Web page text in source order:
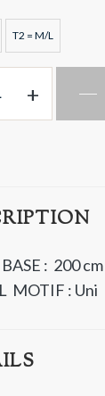
T2 = M/L
+
: 200
MOTIF : Uni